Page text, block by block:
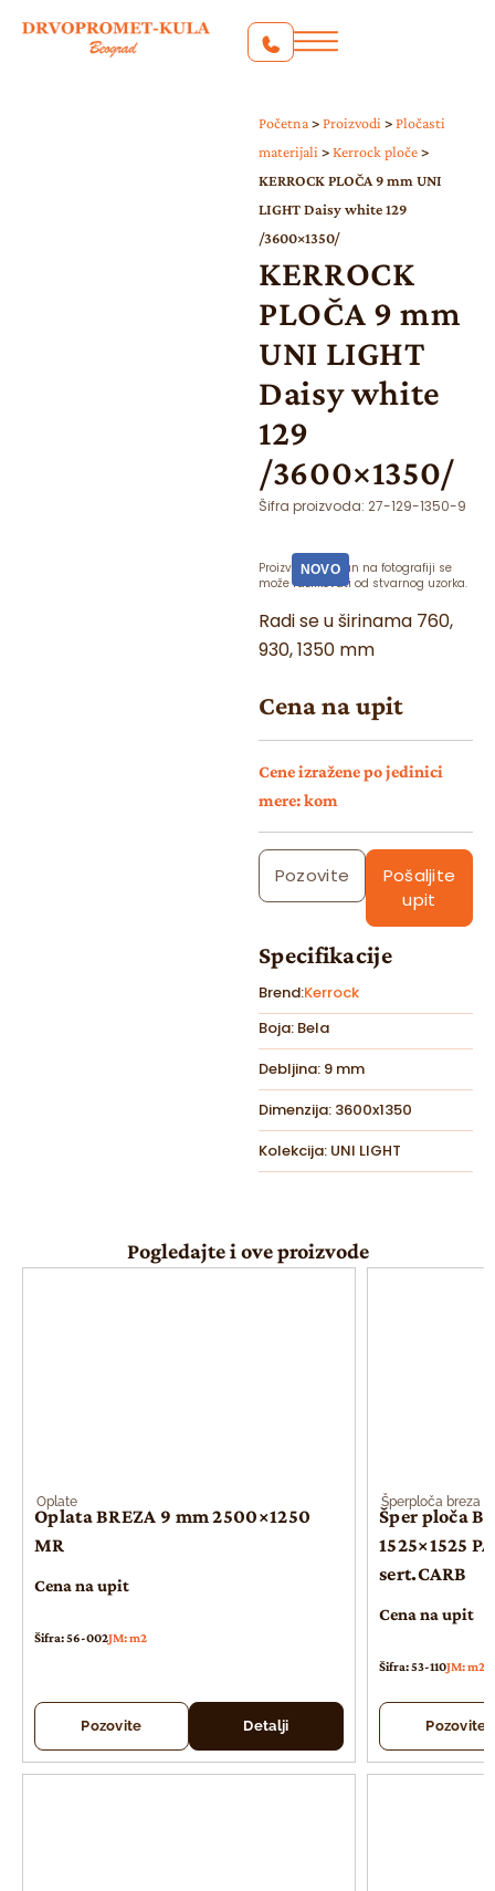
Početna > Proizvodi > Pločasti
materijali > Kerrock ploče >
KERROCK PLOČA 9 mm UNI
LIGHT Daisy white 129
/3600×1350/
KERROCK
PLOČA 9 mm
UNI LIGHT
Daisy white
129
/3600×1350/
Šifra proizvoda: 27-129-1350-9
NOVO
Proizvod prikazan na fotografiji se
može razlikovati od stvarnog uzorka.
Radi se u širinama 760,
930, 1350 mm
Cena na upit
Cene izražene po jedinici
mere: kom
Pozovite
Pošaljite
upit
Specifikacije
Brend:Kerrock
Boja: Bela
Debljina: 9 mm
Dimenzija: 3600x1350
Kolekcija: UNI LIGHT
Pogledajte i ove proizvode
Oplate
Oplata BREZA 9 mm 2500×1250
MR
Cena na upit
Šifra: 56-002JM: m2
Pozovite Detalji
Šperploča breza
Šper ploča
1525×1525
sert.CARB
Cena na upit
Šifra: 53-110JM: m2
Pozovite